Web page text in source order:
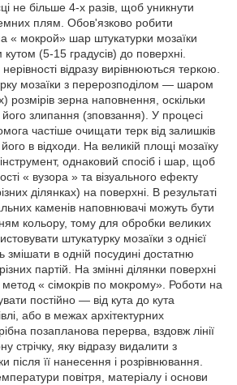
не більше 4-х разів, щоб уникнути
плям. Обов'язково робити
« мокрой» шар штукатурки мозаїки
кутом (5-15 градусів) до поверхні.
відразу вирівнюються теркою.
мозаїки з перерозподілом — шаром
розмірів зерна наповнення, оскільки
злипання (зповзання). У процесі
частіше очищати терк від залишків
в відходи. На великій площі мозаїку
однаковий спосіб і шар, щоб
« вузора » та візуального ефекту
ділянках) на поверхні. В результаті
каменів наповнювачі можуть бути
кольору, тому для обробки великих
штукатурку мозаїки з однієї
змішати в одній посудині достатню
партій. На змінні ділянки поверхні
метод « сімокрів по мокрому». Роботи на
постійно — від кута до кута
або в межах архітектурних
позапланова перерва, вздовж лінії
стрічку, яку відразу видалити з
після її нанесення і розрівнювання.
повітря, матеріалу і основи